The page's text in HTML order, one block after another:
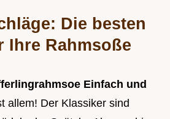
Die besten
Ihre Rahmsoße
Einfach und
allem! Der Klassiker sind